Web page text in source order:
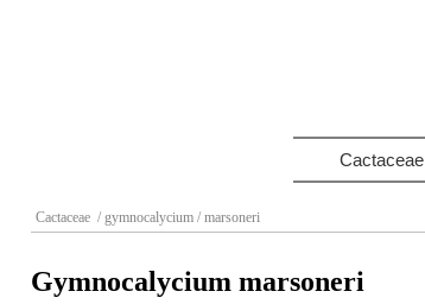
Cactaceae
Cactaceae / gymnocalycium / marsoneri
Gymnocalycium marsoneri